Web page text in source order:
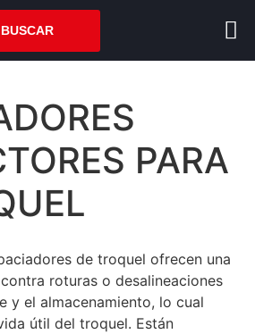
PARA
de troquel ofrecen una
roturas o desalineaciones
y el almacenamiento, lo cual
útil del troquel. Están